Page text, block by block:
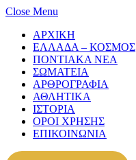
Close Menu
ΑΡΧΙΚΗ
ΕΛΛΑΔΑ – ΚΟΣΜΟΣ
ΠΟΝΤΙΑΚΑ ΝΕΑ
ΣΩΜΑΤΕΙΑ
ΑΡΘΡΟΓΡΑΦΙΑ
ΑΘΛΗΤΙΚΑ
ΙΣΤΟΡΙΑ
ΟΡΟΙ ΧΡΗΣΗΣ
ΕΠΙΚΟΙΝΩΝΙΑ